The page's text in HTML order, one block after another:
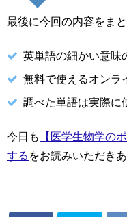
最後に今回の内容をまと
英単語の細かい意味
無料で使えるオンラ
調べた単語は実際に
今日も
【医学生物学の
する をお読みいただき